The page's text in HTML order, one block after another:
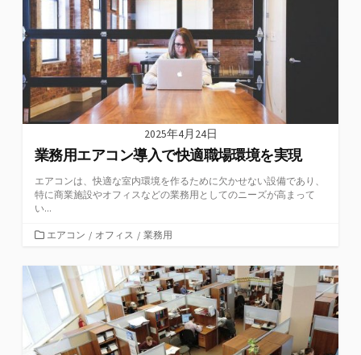
2025年4月24日
業務用エアコン導入で快適職場環境を実現
エアコンは、快適な室内環境を作るために欠かせない設備であり、
特に商業施設やオフィスなどの業務用としてのニーズが高まって
い...
カ
ゴ
エアコン / オフィス / 業務用